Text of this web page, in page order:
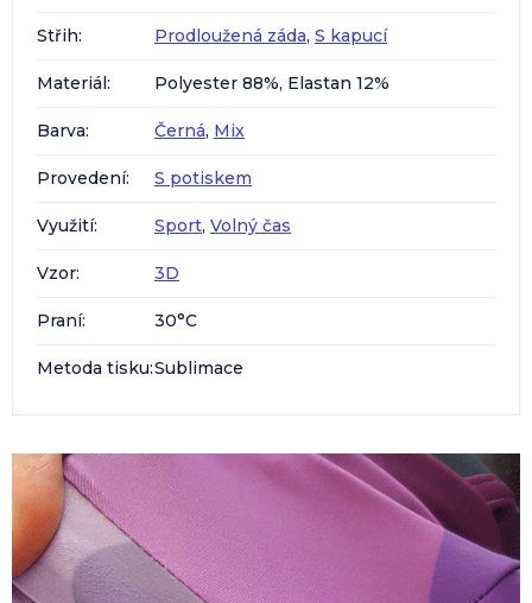
Střih: Prodloužená záda, S kapucí
Materiál: Polyester 88%, Elastan 12%
Barva: Černá, Mix
Provedení: S potiskem
Využití: Sport, Volný čas
Vzor: 3D
Praní: 30°C
Metoda tisku:Sublimace